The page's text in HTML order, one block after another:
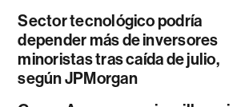
Sector tecnológico podría
depender más de inversores
minoristas tras caída de julio,
según JPMorgan